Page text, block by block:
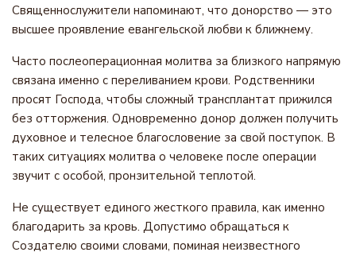
Священнослужители напоминают, что донорство — это
высшее проявление евангельской любви к ближнему.
Часто послеоперационная молитва за близкого напрямую
связана именно с переливанием крови. Родственники
просят Господа, чтобы сложный трансплантат прижился
без отторжения. Одновременно донор должен получить
духовное и телесное благословение за свой поступок. В
таких ситуациях молитва о человеке после операции
звучит с особой, пронзительной теплотой.
Не существует единого жесткого правила, как именно
благодарить за кровь. Допустимо обращаться к
Создателю своими словами, поминая неизвестного